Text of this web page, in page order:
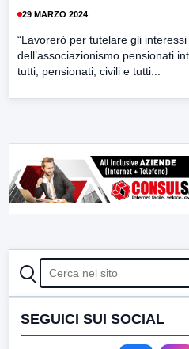
29 MARZO 2024
“Lavorerò per tutelare gli
dell’associazionismo pensionati
tutti, pensionati, civili e tutti...
CERCA
SEGUICI SUI SOCIAL